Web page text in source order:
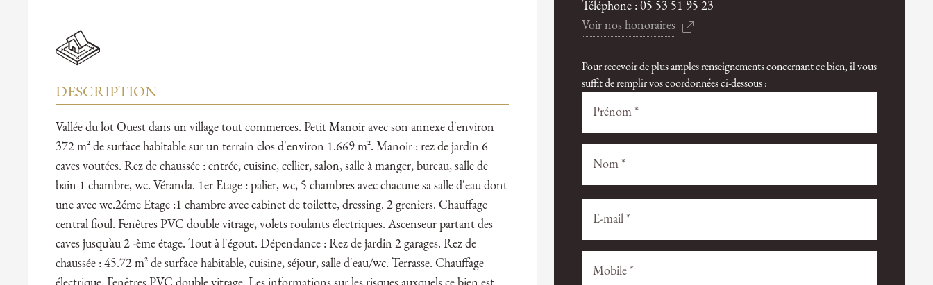
DESCRIPTION
Vallée du lot Ouest dans un village tout commerces. Petit Manoir avec son annexe d'environ
372 m² de surface habitable sur un terrain clos d'environ 1.669 m². Manoir : rez de jardin 6
caves voutées. Rez de chaussée : entrée, cuisine, cellier, salon, salle à manger, bureau, salle de
bain 1 chambre, wc. Véranda. 1er Etage : palier, wc, 5 chambres avec chacune sa salle d'eau dont
une avec wc.2éme Etage :1 chambre avec cabinet de toilette, dressing. 2 greniers. Chauffage
central fioul. Fenêtres PVC double vitrage, volets roulants électriques. Ascenseur partant des
caves jusqu’au 2 -ème étage. Tout à l'égout. Dépendance : Rez de jardin 2 garages. Rez de
chaussée : 45.72 m² de surface habitable, cuisine, séjour, salle d'eau/wc. Terrasse. Chauffage
Téléphone :05 53 51 95 23
Voir nos honoraires
Pour recevoir de plus amples renseignements concernant ce bien, il vous
suffit de remplir vos coordonnées ci-dessous :
laisser
ce
vide.
laisser
ce
vide.